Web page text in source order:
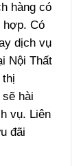
hàng có
hợp. Có
dịch vụ
Nội Thất
hài
vụ. Liên
đãi